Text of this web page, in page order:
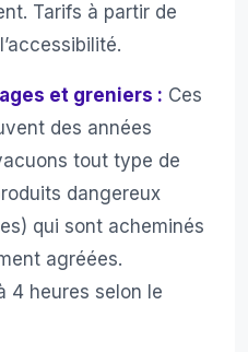
Tarifs à partir de
et greniers : Ces
des années
tout type de
dangereux
qui sont acheminés
agréées.
4 heures selon le